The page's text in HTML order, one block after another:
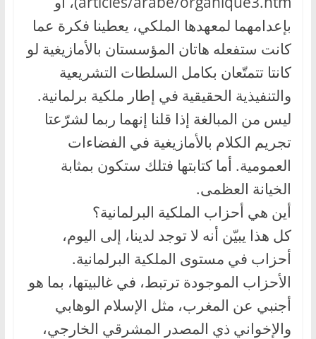
بإعدامهما لمعهدها الملكي، يعطينا فكرة عما
كانت ستفعله هاتان المؤسستان بالأمازيغية لو
كانتا تتمتّعان بكامل السلطات التشريعية
والتنفيذية الحقيقية في إطار ملكية برلمانية.
ليس من المبالغة إذا قلنا إنهما ربما لشرّعتا
تجريم الكلام بالأمازيغية في الفضاءات
العمومية. أما كتابتها فتلك ستكون بمثابة
الخيانة العظمى.
أين هي أحزاب الملكية البرلمانية؟
كل هذا يبيّن أنه لا توجد لدينا، إلى اليوم،
أحزاب في مستوى الملكية البرلمانية.
الأحزاب الموجودة ترتبط، في غالبيتها، بما هو
أجنبي عن المغرب، مثل الإسلام الوهابي
والإخواني ذي المصدر المشرقي الخارجي،